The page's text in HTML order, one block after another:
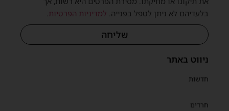
ניווט באתר
חדשות
חרדים
בלעדיהם לא ניתן לטפל בפנייה. למדיניות הפרטיות.
שליחה